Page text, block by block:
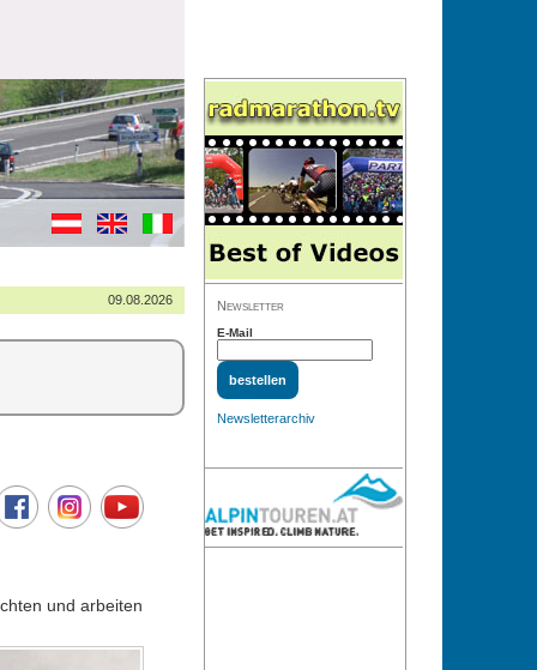
09.08.2026
und arbeiten
Newsletter
E-Mail
Newsletterarchiv